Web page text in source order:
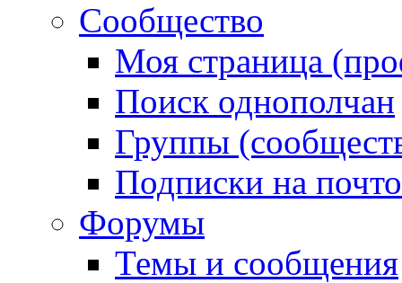
Сообщество
Моя страница
Поиск однополчан
Группы
Подписки на
Форумы
Темы и сообщения